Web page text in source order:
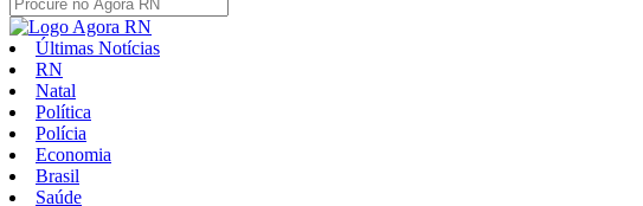
Últimas Notícias
RN
Natal
Política
Polícia
Economia
Brasil
Saúde